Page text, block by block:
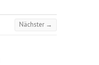
Nächster →